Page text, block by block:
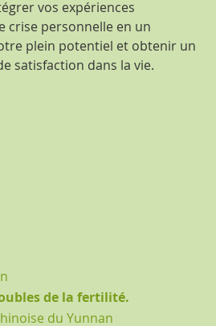
vos expériences
crise personnelle en un
plein potentiel et obtenir un
satisfaction dans la vie.
de la fertilité.
du Yunnan